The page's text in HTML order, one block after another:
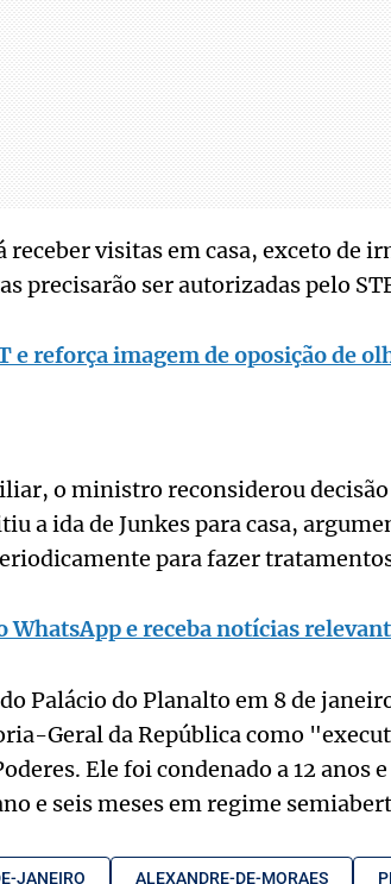
receber visitas em casa, exceto de
precisarão ser autorizadas pelo
e reforça imagem de oposição de
o ministro reconsiderou decisão
a ida de Junkes para casa,
para fazer
WhatsApp e receba notícias
Palácio do Planalto em 8 de
Geral da República como
Ele foi condenado a 12 anos
e seis meses em regime
JANEIRO ALEXANDRE-DE-MORAES